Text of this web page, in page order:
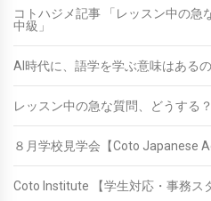
コトハジメ記事 「レッスン中の急
中級」
AI時代に、語学を学ぶ意味はある
レッスン中の急な質問、どうする
８月学校見学会【Coto Japanese
Coto Institute 【学生対応・事務ス